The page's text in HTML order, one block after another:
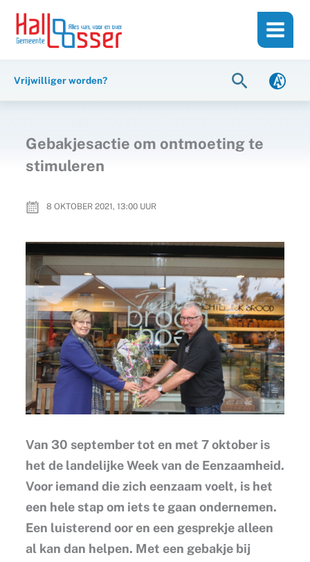
inhoud
naar
Vrijwilliger worden? Zoeken
Gebakjesactie om ontmoeting te
stimuleren
8 OKTOBER 2021, 13:00UUR
Van 30 september tot en met 7 oktober is
het de landelijke Week van de Eenzaamheid.
Voor iemand die zich eenzaam voelt, is het
een hele stap om iets te gaan ondernemen.
Een luisterend oor en een gesprekje alleen
al kan dan helpen. Met een gebakje bij